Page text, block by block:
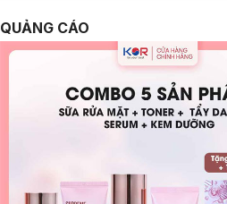
QUẢNG CÁO